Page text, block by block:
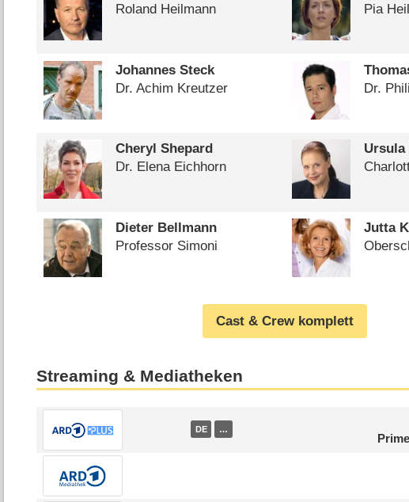
Roland Heilmann
Pia
Johannes Steck
Dr. Achim Kreutzer
Dr.
Cheryl Shepard
Dr. Elena Eichhorn
Ursula
Dieter Bellmann
Professor Simoni
Jutta
Cast & Crew komplett
Streaming & Mediatheken
DE …